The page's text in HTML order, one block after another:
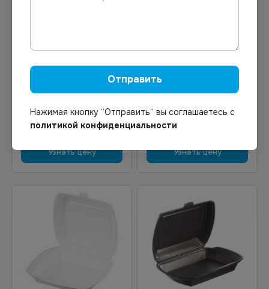
*200 Черный
полиэтилене)
Узнать цену Узнать цену
Отправить
Нажимая кнопку “Отправить“ вы соглашаетесь с
политикой конфиденциальности